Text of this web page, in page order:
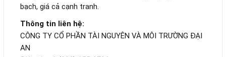
bạch, giá cả cạnh tranh.
Thông tin liên hệ:
CÔNG TY CỔ PHẦN TÀI NGUYÊN VÀ MÔI TRƯỜNG ĐẠI
AN